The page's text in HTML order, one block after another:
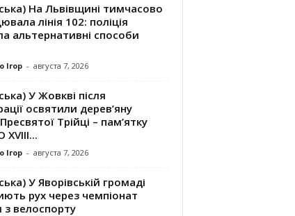
На Львівщині тимчасово
лінія 102: поліція
альтернативні способи
Ігор - августа 7, 2026
У Жовкві після
освятили дерев’яну
Трійці – пам’ятку
Ігор - августа 7, 2026
У Яворівській громаді
рух через чемпіонат
з велоспорту